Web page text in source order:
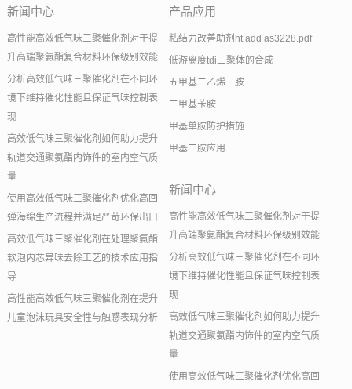
新闻中心
高性能高效低气味三聚催化剂对于提
升高端聚氨酯复合材料环保级别效能
分析高效低气味三聚催化剂在不同环
境下维持催化性能且保证气味控制表
现
高效低气味三聚催化剂如何助力提升
轨道交通聚氨酯内饰件的室内空气质
量
使用高效低气味三聚催化剂优化高回
弹海绵生产流程并满足严苛环保出口
高效低气味三聚催化剂在处理聚氨酯
软泡内芯异味去除工艺的技术应用指
导
高性能高效低气味三聚催化剂在提升
儿童泡沫玩具安全性与触感表现分析
产品应用
粘结力改善助剂nt add as3228.pdf
低游离度tdi三聚体的合成
五甲基二乙烯三胺
二甲基苄胺
甲基单胺防护措施
甲基二胺应用
新闻中心
高性能高效低气味三聚催化剂对于提
升高端聚氨酯复合材料环保级别效能
分析高效低气味三聚催化剂在不同环
境下维持催化性能且保证气味控制表
现
高效低气味三聚催化剂如何助力提升
轨道交通聚氨酯内饰件的室内空气质
量
使用高效低气味三聚催化剂优化高回